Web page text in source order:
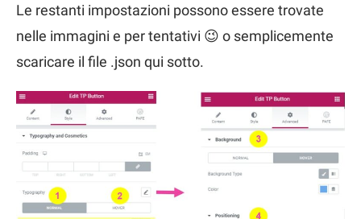
Le restanti impostazioni possono essere trovate
nelle immagini e per tentativi 😉 o semplicemente
scaricare il file .json qui sotto.